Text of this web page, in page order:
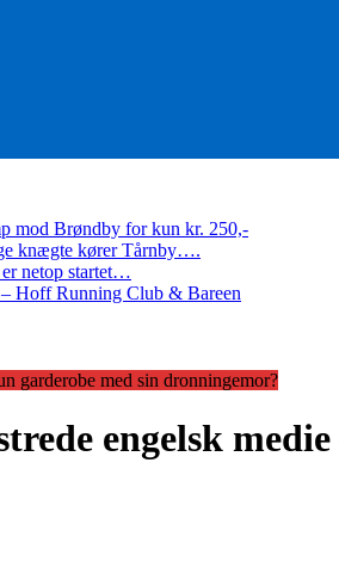
mod Brøndby for kun kr. 250,-
knægte kører Tårnby….
netop startet…
Hoff Running Club & Bareen
garderobe med sin dronningemor?
engelsk